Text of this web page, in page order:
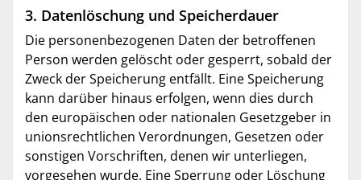
3. Datenlöschung und Speicherdauer
Die personenbezogenen Daten der betroffenen
Person werden gelöscht oder gesperrt, sobald der
Zweck der Speicherung entfällt. Eine Speicherung
kann darüber hinaus erfolgen, wenn dies durch
den europäischen oder nationalen Gesetzgeber in
unionsrechtlichen Verordnungen, Gesetzen oder
sonstigen Vorschriften, denen wir unterliegen,
vorgesehen wurde. Eine Sperrung oder Löschung